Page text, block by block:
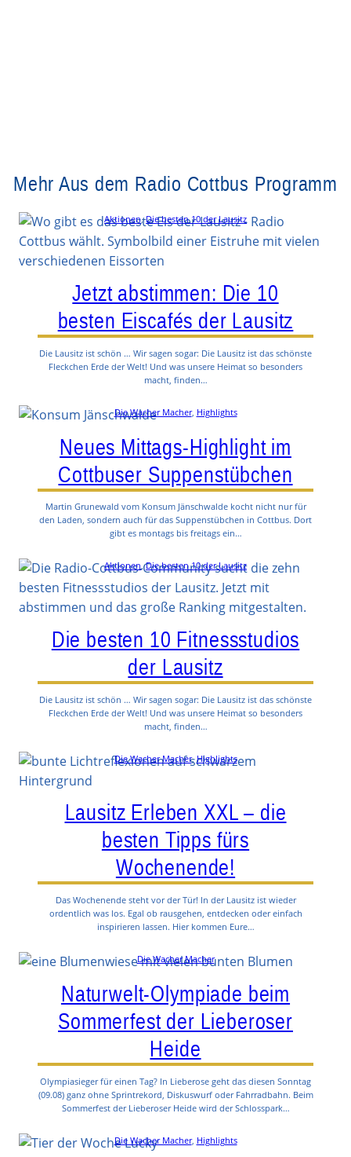
Mehr Aus dem Radio Cottbus Programm
Aktionen, Die besten 10 der Lausitz
Jetzt abstimmen: Die 10
besten Eiscafés der Lausitz
Die Lausitz ist schön … Wir sagen sogar: Die Lausitz ist das schönste
Fleckchen Erde der Welt! Und was unsere Heimat so besonders
macht, finden…
Die Wacher Macher, Highlights
Neues Mittags-Highlight im
Cottbuser Suppenstübchen
Martin Grunewald vom Konsum Jänschwalde kocht nicht nur für
den Laden, sondern auch für das Suppenstübchen in Cottbus. Dort
gibt es montags bis freitags ein…
Aktionen, Die besten 10 der Lausitz
Die besten 10 Fitnessstudios
der Lausitz
Die Lausitz ist schön … Wir sagen sogar: Die Lausitz ist das schönste
Fleckchen Erde der Welt! Und was unsere Heimat so besonders
macht, finden…
Die Wacher Macher, Highlights
Lausitz Erleben XXL – die
besten Tipps fürs
Wochenende!
Das Wochenende steht vor der Tür! In der Lausitz ist wieder
ordentlich was los. Egal ob rausgehen, entdecken oder einfach
inspirieren lassen. Hier kommen Eure…
Die Wacher Macher
Naturwelt-Olympiade beim
Sommerfest der Lieberoser
Heide
Olympiasieger für einen Tag? In Lieberose geht das diesen Sonntag
(09.08) ganz ohne Sprintrekord, Diskuswurf oder Fahrradbahn. Beim
Sommerfest der Lieberoser Heide wird der Schlosspark…
Die Wacher Macher, Highlights